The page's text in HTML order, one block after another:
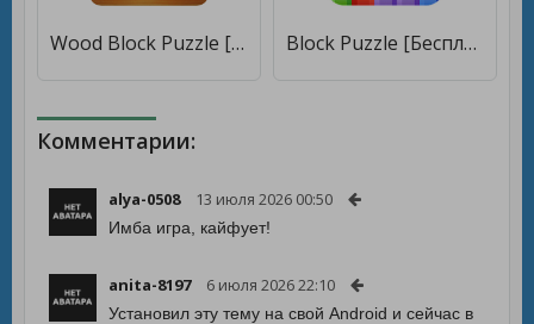
Wood Block Puzzle [Бесплатные покупки] Block Puzzle [Бесплатные покупки]
Комментарии:
alya-0508 13 июля 2026 00:50
Имба игра, кайфует!
anita-8197 6 июля 2026 22:10
Установил эту тему на свой Android и сейчас в